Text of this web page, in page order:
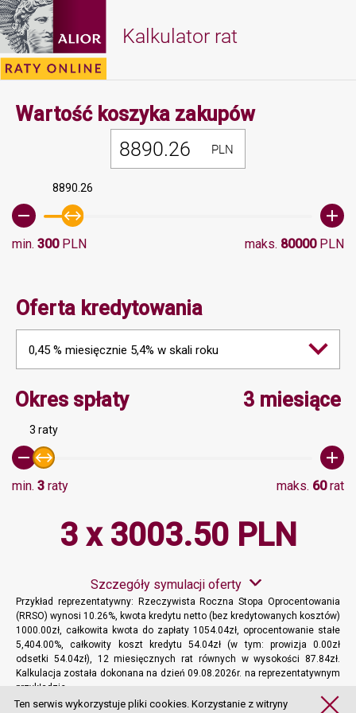
Kalkulator rat
Wartość koszyka zakupówMinimalna
PLN
8890.26
min. 300PLN maks. 80000PLN
Oferta kredytowania
0,45 % miesięcznie 5,4% w skali roku
Okres spłatyMinimalna wartość 3,
3 miesiące
3 raty
min. 3 raty maks. 60rat
3 x 3003.50 PLN
Szczegóły symulacji oferty
Przykład reprezentatywny: Rzeczywista Roczna Stopa Oprocentowania
(RRSO) wynosi 10.26%, kwota kredytu netto (bez kredytowanych kosztów)
1000.00zł, całkowita kwota do zapłaty 1054.04zł, oprocentowanie stałe
5,404.00%, całkowity koszt kredytu 54.04zł (w tym: prowizja 0.00zł
odsetki 54.04zł), 12 miesięcznych rat równych w wysokości 87.84zł.
Kalkulacja została dokonana na dzień 09.08.2026r. na reprezentatywnym
przykładzie.
Więcej informacji
Ten serwis wykorzystuje pliki cookies. Korzystanie z witryny